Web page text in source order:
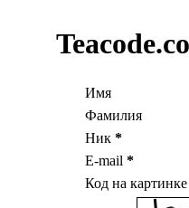
Имя
Фамилия
Ник *
E-mail *
Код на